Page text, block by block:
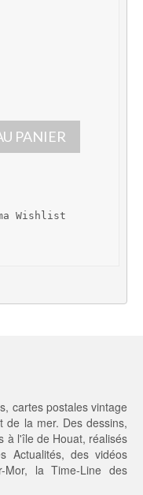
PANIER
Wishlist
cartes postales vintage
de la mer. Des dessins,
à l'île de Houat, réalisés
Actualités, des vidéos
Mor, laTime-Line des